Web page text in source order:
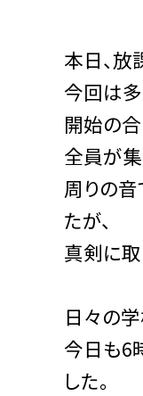
本日、放
今回は多
開始の
全員が
周りの
たが、
真剣に
日々の
今日も6
した。